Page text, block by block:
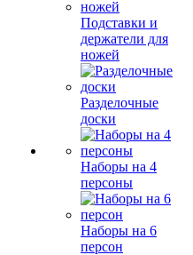
Подставки и
держатели для
ножей
Разделочные
доски
Наборы на 4
персоны
Наборы на 6
персон